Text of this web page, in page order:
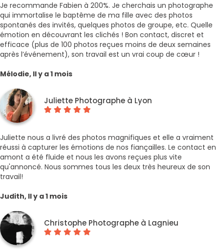
Je recommande Fabien à 200%. Je cherchais un photographe
qui immortalise le baptême de ma fille avec des photos
spontanés des invités, quelques photos de groupe, etc. Quelle
émotion en découvrant les clichés ! Bon contact, discret et
efficace (plus de 100 photos reçues moins de deux semaines
après l’événement), son travail est un vrai coup de cœur !
Mélodie, Il y a 1 mois
Juliette Photographe à Lyon
Juliette nous a livré des photos magnifiques et elle a vraiment
réussi à capturer les émotions de nos fiançailles. Le contact en
amont a été fluide et nous les avons reçues plus vite
qu'annoncé. Nous sommes tous les deux très heureux de son
travail!
Judith, Il y a 1 mois
Christophe Photographe à Lagnieu